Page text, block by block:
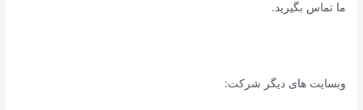
ما تماس بگیرید.
وبسایت های دیگر شرکت: